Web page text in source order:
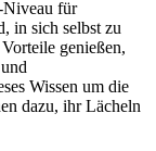
Niveau für
in sich selbst zu
genießen,
Wissen um die
dazu, ihr Lächeln